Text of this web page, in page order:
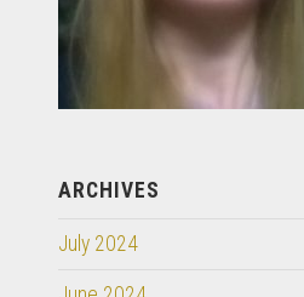
ARCHIVES
July 2024